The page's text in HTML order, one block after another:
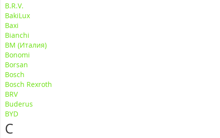
B.R.V.
BakiLux
Baxi
Bianchi
BM (Италия)
Bonomi
Borsan
Bosch
Bosch Rexroth
BRV
Buderus
BYD
C